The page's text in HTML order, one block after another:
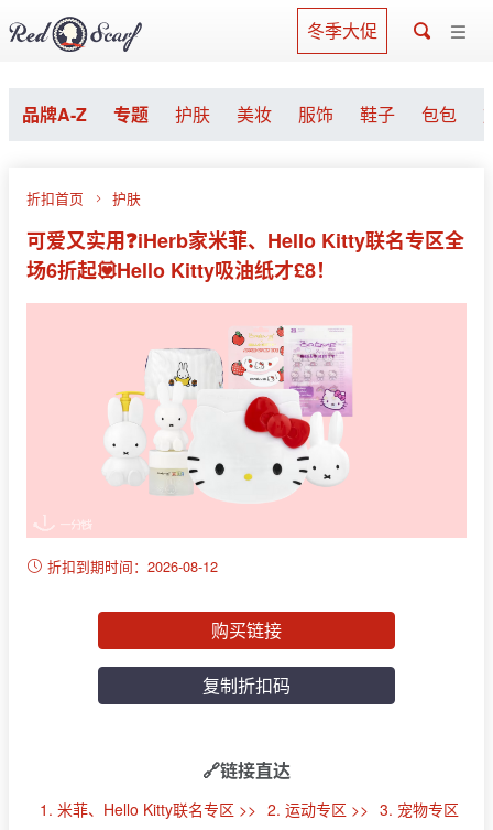
冬季大促
品牌A-Z 专题 护肤 美妆 服饰 鞋子 包包
折扣首页 护肤
可爱又实用❓iHerb家米菲、Hello Kitty联名专区全
场6折起💟Hello Kitty吸油纸才£8！
折扣到期时间：2026-08-12
购买链接
复制折扣码
🔗链接直达
1. 米菲、Hello Kitty联名专区 >> 2. 运动专区 >> 3. 宠物专区